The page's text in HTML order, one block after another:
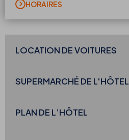
HORAIRES
LOCATION DE VOITURES
SUPERMARCHÉ DE L'HÔTEL
PLAN DE L’HÔTEL